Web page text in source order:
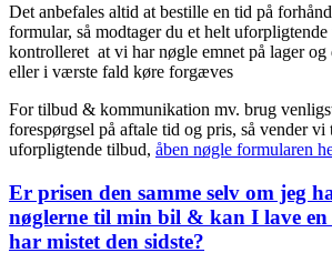
Det anbefales altid at bestille en tid på
formular, så modtager du et helt
kontrolleret at vi har nøgle emnet på lager og
eller i værste fald køre forgæves
For tilbud & kommunikation mv. brug
forespørgsel på aftale tid og pris, så vender vi
uforpligtende tilbud, åben nøgle formularen
Er prisen den samme selv om jeg
nøglerne til min bil & kan I lave en
har mistet den sidste?